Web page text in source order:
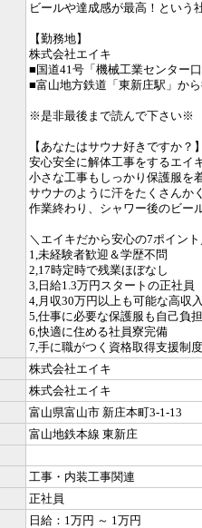
ビールや達成感が最高！という
【勤務地】
株式会社エイキ
■国道41号「機械工業センター
■富山地方鉄道「東新庄駅」か
※是非最後まで読んで下さい※
【あなたはサウナ好きですか？
安心安全に解体工事をするエイ
小さな工事もしっかり保護服を
サウナのように汗をたくさんか
作業終わり、シャワー後のビー
＼エイキだから安心の7ポイン
1,未経験者歓迎＆学歴不問
2,17時定時で残業ほぼなし
3,日給1.3万円スタートの正社員
4,月収30万円以上も可能な高収
5,仕事に必要な保護服も自己負
6,快適に住める社員寮完備
7,手に職がつく資格取得支援制
株式会社エイキ
株式会社エイキ
富山県富山市 新庄本町3-1-13
富山地鉄本線 東新庄
工事・内装工事関連
正社員
日給：1万円 ～ 1万円